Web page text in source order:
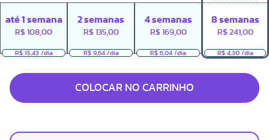
até1 semana
R$ 108,00
R$ 15,43 /dia
2semanas
R$ 135,00
R$ 9,64 /dia
4 semanas
R$ 169,00
R$ 6,04 /dia
8 semanas
R$ 241,00
R$ 4,30 /dia
COLOCAR NO CARRINHO